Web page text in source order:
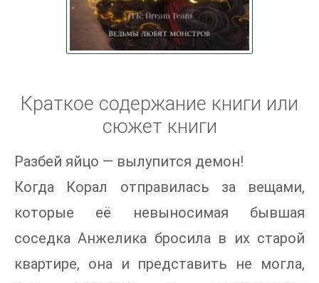
Краткое содержание книги или
сюжет книги
Разбей яйцо — вылупится демон!
Когда Корал отправилась за вещами,
которые её невыносимая бывшая
соседка Анжелика бросила в их старой
квартире, она и представить не могла,